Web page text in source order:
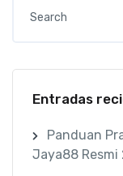
Entradas
Panduan
Jaya88 Resmi